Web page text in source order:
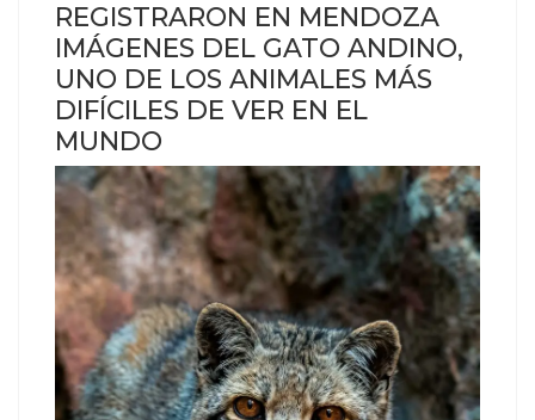
REGISTRARON EN MENDOZA
IMÁGENES DEL GATO ANDINO,
UNO DE LOS ANIMALES MÁS
DIFÍCILES DE VER EN EL
MUNDO